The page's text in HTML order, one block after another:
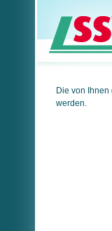
Die von
werden.